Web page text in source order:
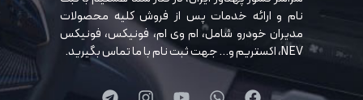
نام و ارائه خدمات پس از فروش کلیه محصولات
مدیران خودرو شامل، ام وی ام، فونیکس، فونیکس
NEV، اکستریم و… جهت ثبت نام با ما تماس بگیرید.